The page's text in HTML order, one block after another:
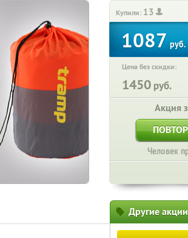
Купили: 13
1087руб.
Цена без скидки:
1450 руб.
Акция
Человек
Другие